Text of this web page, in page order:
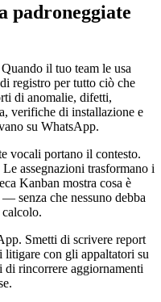
padroneggiate
il tuo team le usa
registro per tutto ciò che
di anomalie, difetti,
verifiche di installazione e
su WhatsApp.
vocali portano il contesto.
assegnazioni trasformano i
Kanban mostra cosa è
senza che nessuno debba
Smetti di scrivere report
litigare con gli appaltatori su
di rincorrere aggiornamenti